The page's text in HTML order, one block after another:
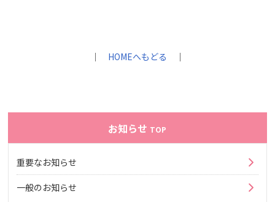
｜ HOMEへもどる ｜
お知らせ TOP
重要なお知らせ
一般のお知らせ